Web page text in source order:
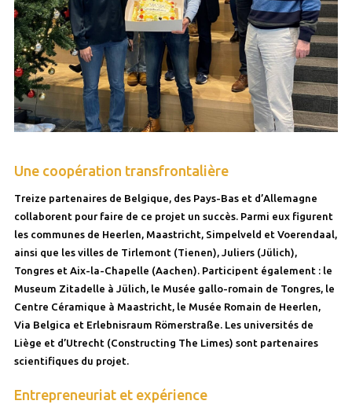
Une coopération transfrontalière
Treize partenaires de Belgique, des Pays-Bas et d’Allemagne
collaborent pour faire de ce projet un succès. Parmi eux figurent
les communes de Heerlen, Maastricht, Simpelveld et Voerendaal,
ainsi que les villes de Tirlemont (Tienen), Juliers (Jülich),
Tongres et Aix-la-Chapelle (Aachen). Participent également : le
Museum Zitadelle à Jülich, le Musée gallo-romain de Tongres, le
Centre Céramique à Maastricht, le Musée Romain de Heerlen,
Via Belgica et Erlebnisraum Römerstraße. Les universités de
Liège et d’Utrecht (Constructing The Limes) sont partenaires
scientifiques du projet.
Entrepreneuriat et expérience